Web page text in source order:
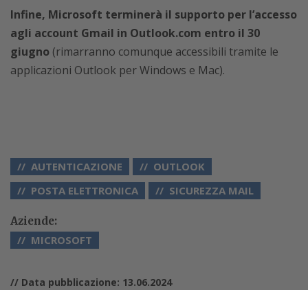
Infine, Microsoft terminerà il supporto per l’accesso
agli account Gmail in Outlook.com entro il 30
giugno (rimarranno comunque accessibili tramite le
applicazioni Outlook per Windows e Mac).
AUTENTICAZIONE
OUTLOOK
POSTA ELETTRONICA
SICUREZZA MAIL
Aziende:
MICROSOFT
// Data pubblicazione: 13.06.2024